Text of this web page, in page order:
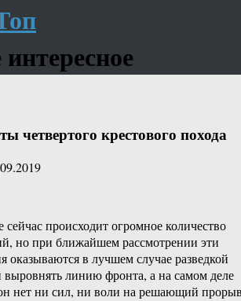
четвертого крестового похода
происходит огромное количество
но при ближайшем рассмотрении эти
оказываются в лучшем случае разведкой
линию фронта, а на самом деле
нет ни сил, ни воли на решающий